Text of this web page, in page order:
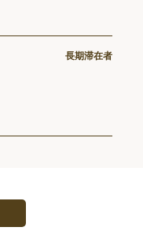
長期滞在者